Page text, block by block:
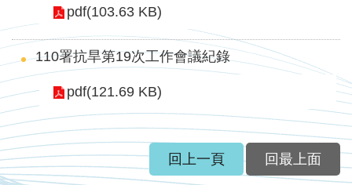
最
新
水
情
公
告
訊
pdf(103.63 KB)
110署抗旱第19次工作會議紀錄
pdf(121.69 KB)
回上一頁 回最上面